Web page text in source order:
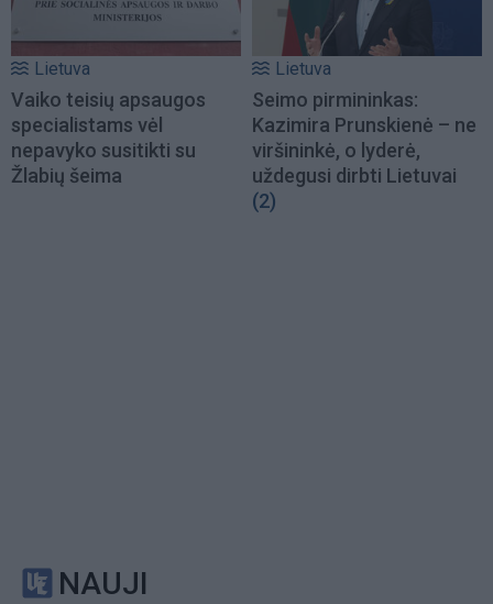
Lietuva
Vaiko teisių apsaugos
specialistams vėl
nepavyko susitikti su
Žlabių šeima
Lietuva
Seimo pirmininkas:
Kazimira Prunskienė – ne
viršininkė, o lyderė,
uždegusi dirbti Lietuvai
(2)
NAUJI